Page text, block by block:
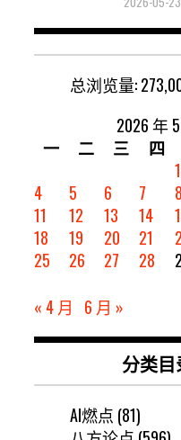
总浏览量:
2026 年
一
二 三 四
1
4
5 6 7 8
11
12 13 14
18
19 20 21
25
26 27 28
« 4 月
6 月 »
分类目
AI燃点 (81)